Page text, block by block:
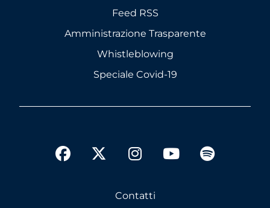
Feed RSS
Amministrazione Trasparente
Whistleblowing
Speciale Covid-19
facebookinstagram
youtubespotify
Contatti